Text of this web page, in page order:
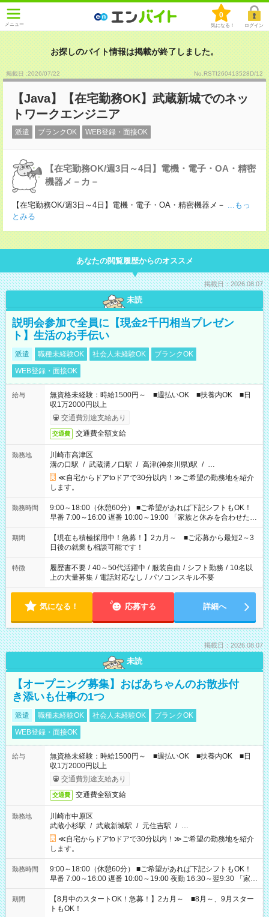
メニュー
0
気になる！ ログイン
お探しのバイト情報は掲載が終了しました。
掲載日 :2026/07/22 No.RSTI260413528D/12
【Java】【在宅勤務OK】武蔵新城でのネッ
トワークエンジニア
派遣 ブランクOK WEB登録・面接OK
【在宅勤務OK/週3日～4日】電機・電子・OA・精密
機器メ－カ－
【在宅勤務OK/週3日～4日】電機・電子・OA・精密機器メ－ ...もっ
とみる
あなたの閲覧履歴からのオススメ
掲載日：2026.08.07
未読
説明会参加で全員に【現金2千円相当プレゼン
ト】生活のお手伝い
派遣 職種未経験OK 社会人未経験OK
ブランクOK
WEB登録・面接OK
給与
無資格未経験：時給1500円～ ■週払いOK ■扶養内OK ■日
収1万2000円以上
交通費別途支給あり
交通費 交通費全額支給
勤務地
川崎市高津区
溝の口駅 / 武蔵溝ノ口駅 / 高津(神奈川県)駅 / …
≪自宅からドアtoドアで30分以内！≫ご希望の勤務地を紹介
します。
勤務時間
9:00～18:00（休憩60分） ■ご希望があれば下記シフトもOK！
早番 7:00～16:00 遅番 10:00～19:00 「家族と休みを合わせた
い」 「余裕を持って夕飯の準備がしたい」 「できれば残業はし
たくない」 など、ご希望を教えてくださいね。 ※Wワーク希望
の方へ 今ご覧のお仕事で希望する勤務時間と、もう1つのお仕事
の勤務時間。 合計で週40時間を超える場合は応募できません。
期間
【現在も積極採用中！急募！】2カ月～ ■ご応募から最短2～3
日後の就業も相談可能です！
特徴 履歴書不要 / 40～50代活躍中 / 服装自由 / シフト勤務 / 10名以
上の大量募集 / 電話対応なし / パソコンスキル不要
気になる！ 応募する 詳細へ
掲載日：2026.08.07
未読
【オープニング募集】おばあちゃんのお散歩付
き添いも仕事の1つ
派遣 職種未経験OK 社会人未経験OK
ブランクOK
WEB登録・面接OK
給与
無資格未経験：時給1500円～ ■週払いOK ■扶養内OK ■日
収1万2000円以上
交通費別途支給あり
交通費 交通費全額支給
勤務地
川崎市中原区
武蔵小杉駅 / 武蔵新城駅 / 元住吉駅 / …
≪自宅からドアtoドアで30分以内！≫ご希望の勤務地を紹介
します。
勤務時間
9:00～18:00（休憩60分） ■ご希望があれば下記シフトもOK！
早番 7:00～16:00 遅番 10:00～19:00 夜勤 16:30～翌9:30 「家族
と休みを合わせたい」 「余裕を持って夕飯の準備がしたい」
「できれば残業はしたくない」 など、ご希望を教えてください
ね。 ※Wワーク希望の方へ 今ご覧のお仕事で希望する勤務時間
期間
【8月中のスタートOK！急募！】2カ月～ ■8月～、9月スター
トもOK！